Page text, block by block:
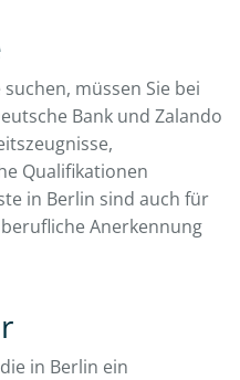
müssen Sie bei
Bank und Zalando
Qualifikationen
in Berlin sind auch für
Anerkennung
in Berlin ein